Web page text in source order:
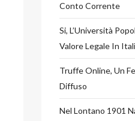
Conto Corrente
Si, L’Università
Valore Legale In
Truffe Online, Un
Diffuso
Nel Lontano 1901